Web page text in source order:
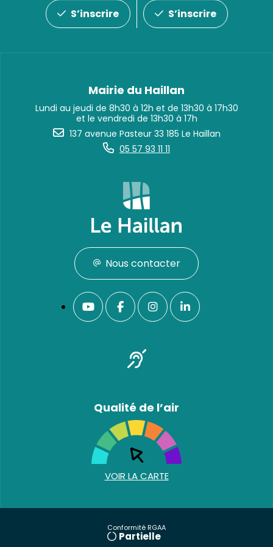
S’inscrire
S’inscrire
Mairie du Haillan
Lundi au jeudi de 8h30 à 12h et de 13h30 à 17h30
et le vendredi de 13h30 à 17h
137 avenue Pasteur 33 185 Le Haillan
05 57 93 11 11
Nous contacter
Qualité de l’air
VOIR LA CARTE
Conformité RGAA
Partielle